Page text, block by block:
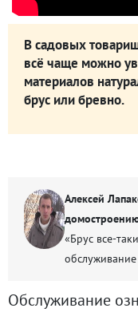
В садовых
всё чаще можно
материалов
брус или бревно.
Алексей
«Брус все-
Обслуживание